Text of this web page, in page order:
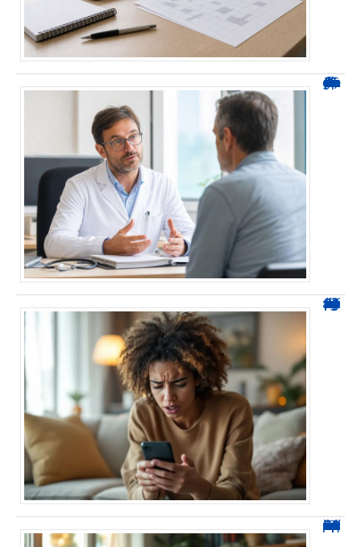
Durée d’arrêt après un stent : des repères, pas une règle fixe
0424 démarchage : reconnaître l’appel et agir sans se tromper
0270 spam : reconnaître ces appels et les bloquer sans erreur